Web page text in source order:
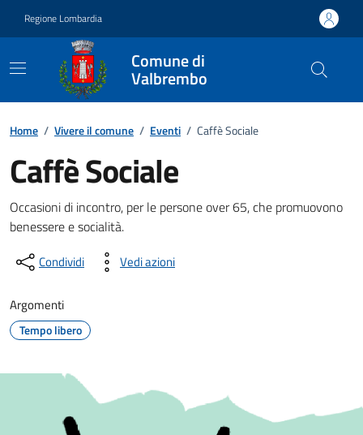
Regione Lombardia
Comune di
Valbrembo
Home / Vivere il comune / Eventi / Caffè Sociale
Caffè Sociale
Dettagli della notizia
Occasioni di incontro, per le persone over 65, che promuovono
benessere e socialità.
Condividi Vedi azioni
Argomenti
Tempo libero